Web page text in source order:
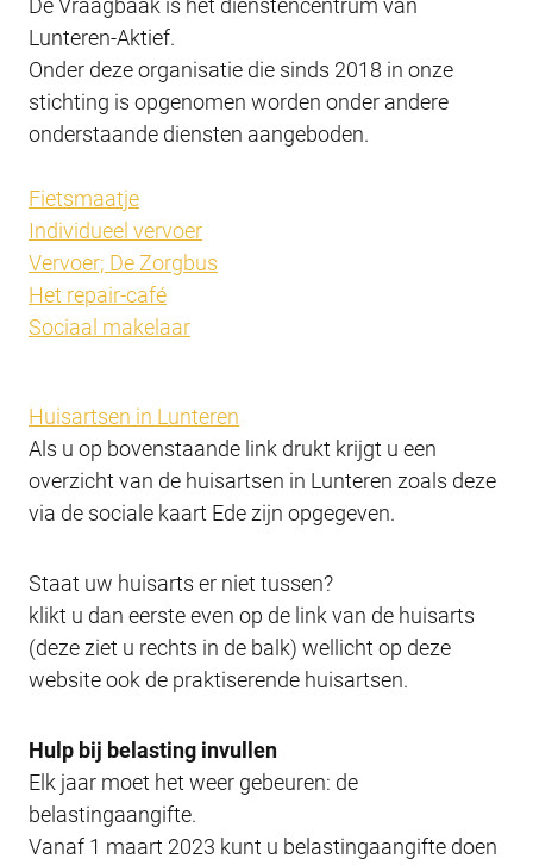
De Vraagbaak is het dienstencentrum van
Lunteren-Aktief.
Onder deze organisatie die sinds 2018 in onze
stichting is opgenomen worden onder andere
onderstaande diensten aangeboden.
Fietsmaatje
Individueel vervoer
Vervoer; De Zorgbus
Het repair-café
Sociaal makelaar
Huisartsen in Lunteren
Als u op bovenstaande link drukt krijgt u een
overzicht van de huisartsen in Lunteren zoals deze
via de sociale kaart Ede zijn opgegeven.
Staat uw huisarts er niet tussen?
klikt u dan eerste even op de link van de huisarts
(deze ziet u rechts in de balk) wellicht op deze
website ook de praktiserende huisartsen.
Hulp bij belasting invullen
Elk jaar moet het weer gebeuren: de
belastingaangifte.
Vanaf 1 maart 2023 kunt u belastingaangifte doen